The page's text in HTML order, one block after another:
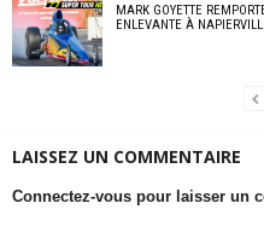
MARK GOYETTE
ENLEVANTE À
LAISSEZ UN COMMENTAIRE
Connectez-vous pour laisser un